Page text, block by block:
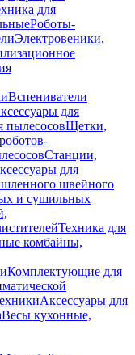
для
Роботы-
Электровеники,
Вспениватели
для
пылесосовЩетки,
Станции,
для
швейного
и сушильных
Техника для
комбайны,
Комплектующие для
Аксессуары для
Весы кухонные,